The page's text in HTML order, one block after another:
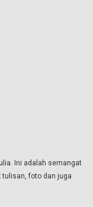
Ini adalah semangat
foto dan juga